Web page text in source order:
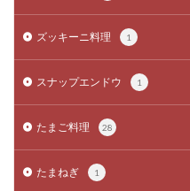
ズッキーニ料理 1
スナップエンドウ 1
たまご料理 28
たまねぎ 1